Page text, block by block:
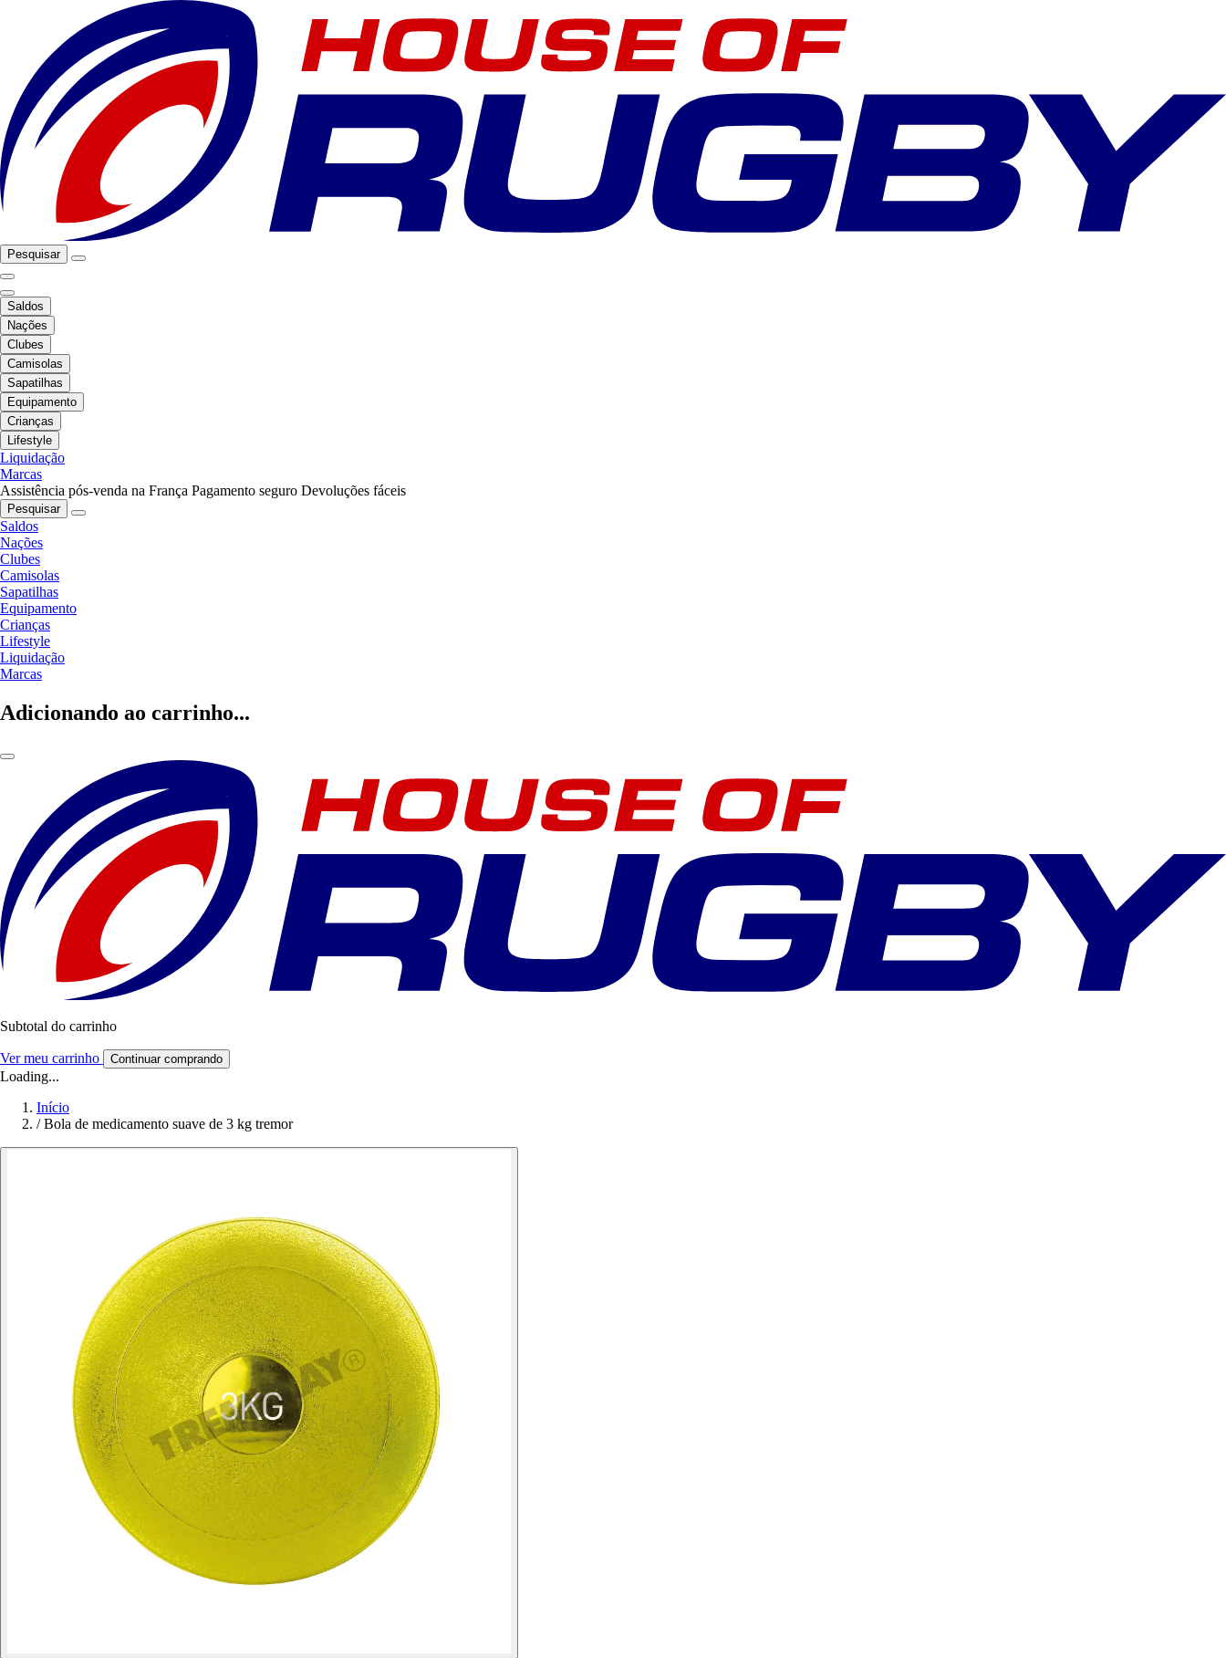
Pesquisar
Saldos
Nações
Clubes
Camisolas
Sapatilhas
Equipamento
Crianças
Lifestyle
Liquidação
Marcas
Assistência pós-venda na França Pagamento seguro Devoluções fáceis
Pesquisar
Saldos
Nações
Clubes
Camisolas
Sapatilhas
Equipamento
Crianças
Lifestyle
Liquidação
Marcas
Adicionando ao carrinho...
Subtotal do carrinho
Ver meu carrinho Continuar comprando
Loading...
Início
/ Bola de medicamento suave de 3 kg tremor